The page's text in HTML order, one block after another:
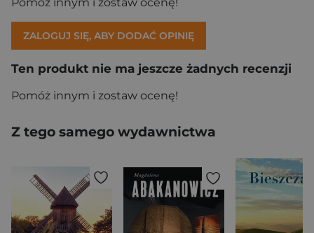
ZALOGUJ SIĘ, ABY DODAĆ OPINIĘ
Ten produkt nie ma jeszcze żadnych recenzji
Pomóż innym i zostaw ocenę!
Z tego samego wydawnictwa